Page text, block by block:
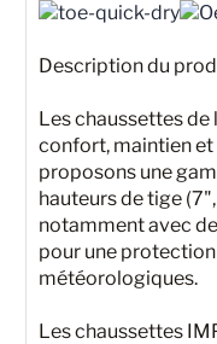
Description du
Les chaussettes
confort, maintien
proposons une
hauteurs de tige
notamment avec
pour une
météorologiques.
Les chaussettes